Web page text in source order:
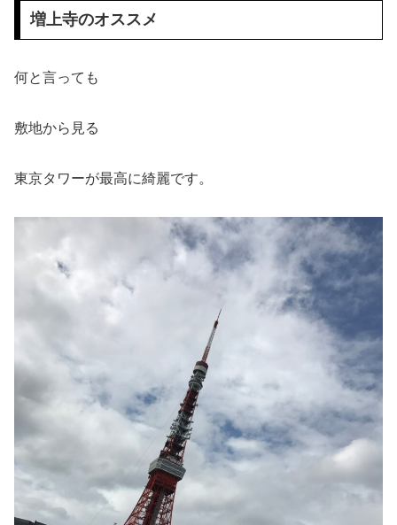
増上寺のオススメ
何と言っても
敷地から見る
東京タワーが最高に綺麗です。